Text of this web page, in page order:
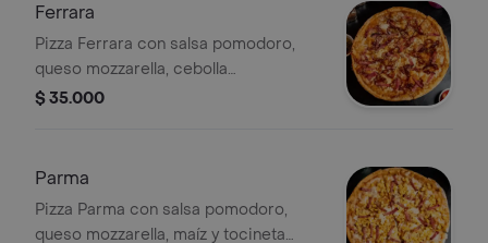
Ferrara
Pizza Ferrara con salsa pomodoro,
queso mozzarella, cebolla
caramelizada y tocineta ahumada.
$ 35.000
Parma
Pizza Parma con salsa pomodoro,
queso mozzarella, maíz y tocineta